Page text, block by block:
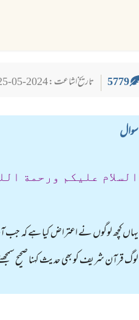
5779 تاریخ اشاعت : 2024-05-25
سوال
السلام عليكم ورحمة
یہاں کچھ لوگوں نے اعتراض کیا ہے کہ
لوگ قرآن شریف کو بھی حدیث کہنا صحیح